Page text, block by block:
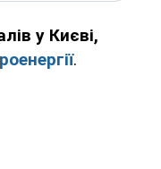
у Києві,
.